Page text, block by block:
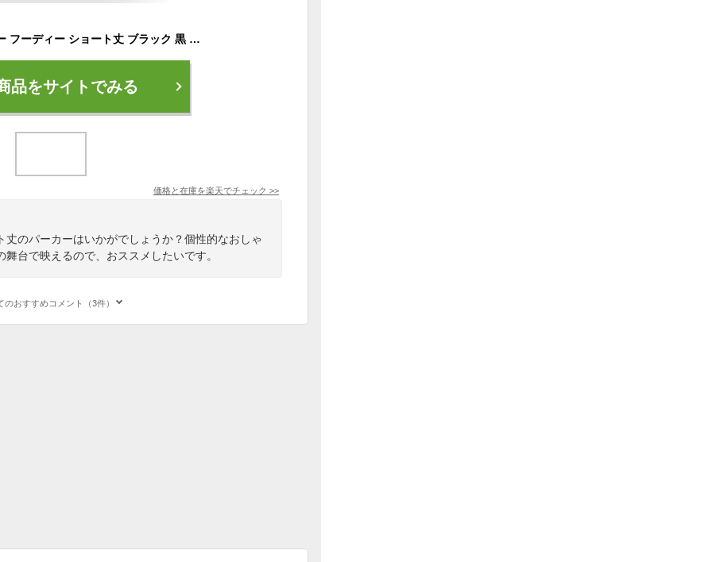
【即納あり】 パーカー フーディー ショート丈 ブラック 黒 無地 長袖 トップス ダンス 衣装 ヒップホップ コスチューム 韓国ファッション 大きいサイズ 個性的 服 原宿系
品をサイトでみる
価格と在庫を楽天でチェック >>
丈のパーカーはいかがでしょうか？個性的なおしゃ
台で映えるので、おススメしたいです。
のおすすめコメント（3件）